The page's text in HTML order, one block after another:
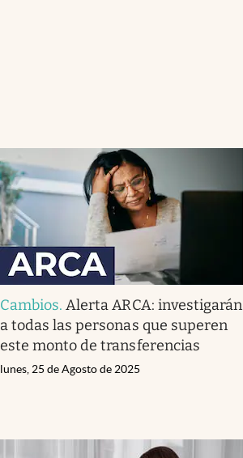
Cambios.Alerta ARCA: investigarán
a todas las personas que superen
este monto de transferencias
lunes, 25 de Agosto de 2025